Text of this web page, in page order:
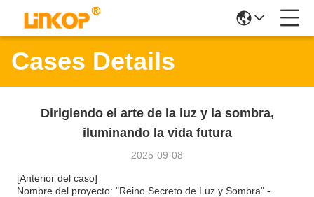
Cases Details
Dirigiendo el arte de la luz y la sombra,
iluminando la vida futura
2025-09-08
[Anterior del caso]
Nombre del proyecto: "Reino Secreto de Luz y Sombra" -